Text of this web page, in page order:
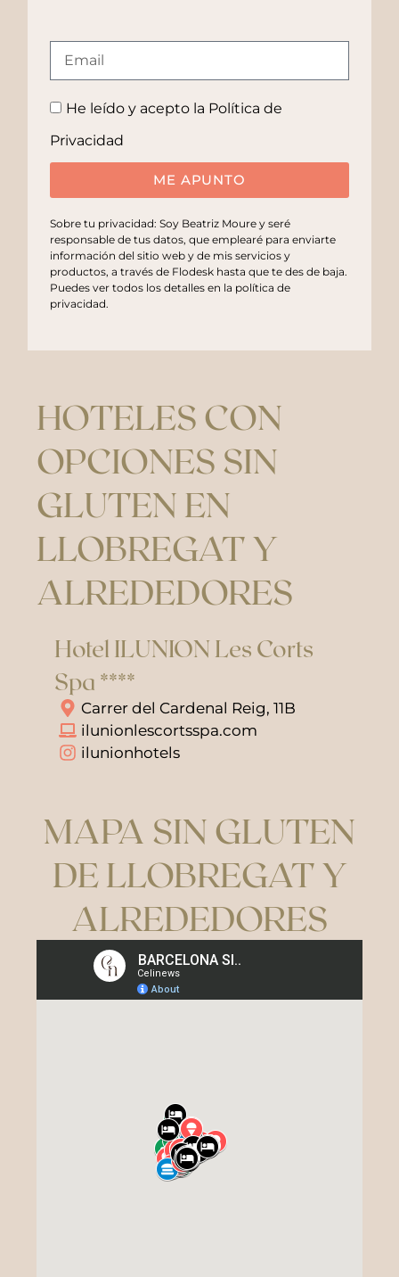
He leído y acepto la Política de
Privacidad
ME APUNTO
Sobre tu privacidad: Soy Beatriz Moure y seré
responsable de tus datos, que emplearé para enviarte
información del sitio web y de mis servicios y
productos, a través de Flodesk hasta que te des de baja.
Puedes ver todos los detalles en la política de
privacidad.
HOTELES CON
OPCIONES SIN
GLUTEN EN
LLOBREGAT Y
ALREDEDORES
Hotel ILUNION Les Corts
Spa ****
Carrer del Cardenal Reig, 11B
ilunionlescortsspa.com
ilunionhotels
MAPA SIN GLUTEN
DE LLOBREGAT Y
ALREDEDORES